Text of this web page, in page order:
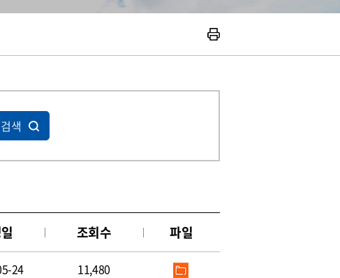
검색
조회수 파일
24 11,480